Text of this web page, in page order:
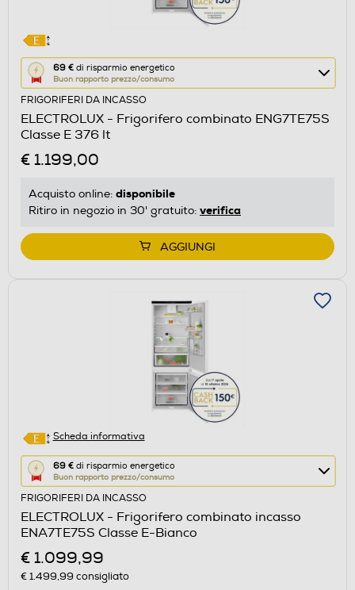
69 € di risparmio energetico
Buon rapporto prezzo/consumo
Questa
azione
aprirà
il
Calcolatore
di
energetico
Youreko.
FRIGORIFERI DA INCASSO
ELECTROLUX - Frigorifero combinato ENG7TE75S
Classe E 376 lt
€ 1.199,00
Acquisto online: disponibile
Ritiro in negozio in 30' gratuito: verifica
AGGIUNGI
Scheda informativa
69 € di risparmio energetico
Buon rapporto prezzo/consumo
Questa
azione
aprirà
il
Calcolatore
di
risparmio
FRIGORIFERI DA INCASSO
ELECTROLUX - Frigorifero combinato incasso
ENA7TE75S Classe E-Bianco
€ 1.099,99
€ 1.499,99 consigliato